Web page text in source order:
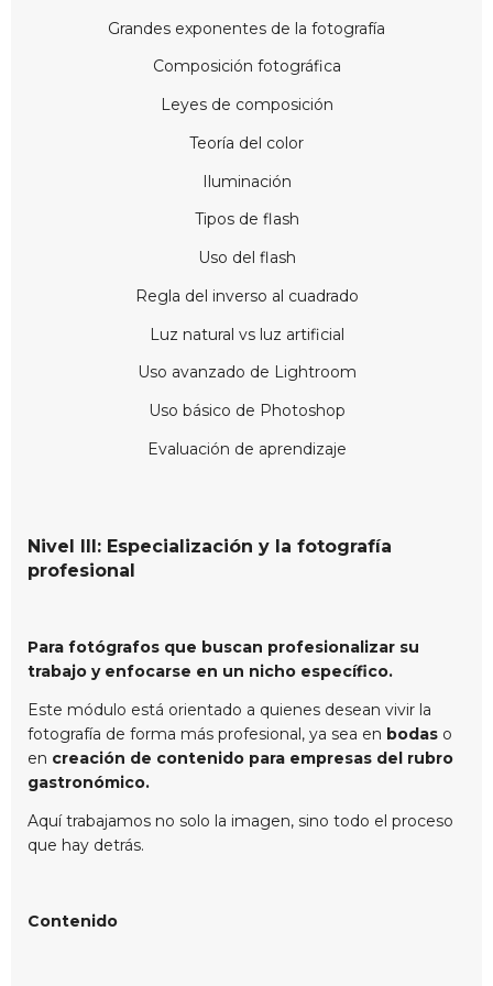
Grandes exponentes de la fotografía
Composición fotográfica
Leyes de composición
Teoría del color
Iluminación
Tipos de flash
Uso del flash
Regla del inverso al cuadrado
Luz natural vs luz artificial
Uso avanzado de Lightroom
Uso básico de Photoshop
Evaluación de aprendizaje
Nivel III: Especialización y la fotografía
profesional
Para fotógrafos que buscan profesionalizar su
trabajo y enfocarse en un nicho específico.
Este módulo está orientado a quienes desean vivir la
fotografía de forma más profesional, ya sea en bodas o
en creación de contenido para empresas del rubro
gastronómico.
Aquí trabajamos no solo la imagen, sino todo el proceso
que hay detrás.
Contenido